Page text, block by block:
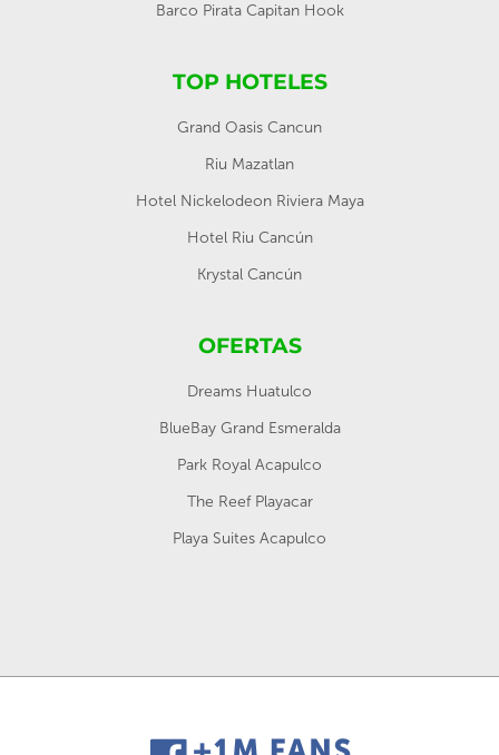
Barco Pirata Capitan Hook
TOP HOTELES
Grand Oasis Cancun
Riu Mazatlan
Hotel Nickelodeon Riviera Maya
Hotel Riu Cancún
Krystal Cancún
OFERTAS
Dreams Huatulco
BlueBay Grand Esmeralda
Park Royal Acapulco
The Reef Playacar
Playa Suites Acapulco